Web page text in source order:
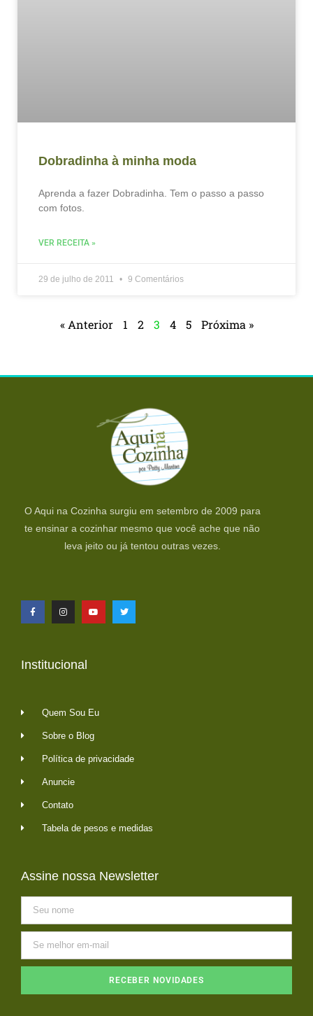
Dobradinha à minha moda
Aprenda a fazer Dobradinha. Tem o passo a passo
com fotos.
VER RECEITA »
29 de julho de 2011 9 Comentários
« Anterior 1 2 3 4 5 Próxima »
O Aqui na Cozinha surgiu em setembro de 2009 para
te ensinar a cozinhar mesmo que você ache que não
leva jeito ou já tentou outras vezes.
Institucional
Quem Sou Eu
Sobre o Blog
Política de privacidade
Anuncie
Contato
Tabela de pesos e medidas
Assine nossa Newsletter
RECEBER NOVIDADES